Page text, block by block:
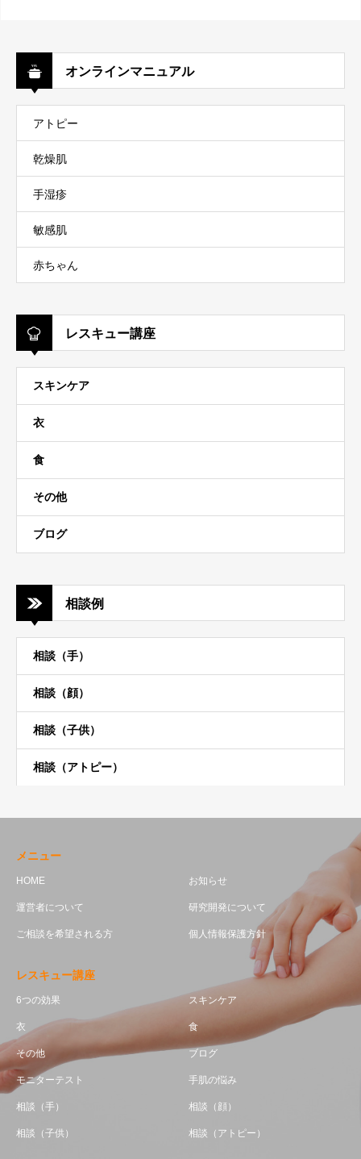
オンラインマニュアル
アトピー
乾燥肌
手湿疹
敏感肌
赤ちゃん
レスキュー講座
スキンケア
衣
食
その他
ブログ
相談例
相談（手）
相談（顔）
相談（子供）
相談（アトピー）
メニュー
HOME お知らせ
運営者について 研究開発について
ご相談を希望される方 個人情報保護方針
レスキュー講座
6つの効果 スキンケア
衣 食
その他 ブログ
モニターテスト 手肌の悩み
相談（手） 相談（顔）
相談（子供） 相談（アトピー）